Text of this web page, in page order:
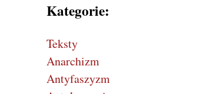
Kategorie:
Teksty
Anarchizm
Antyfaszyzm